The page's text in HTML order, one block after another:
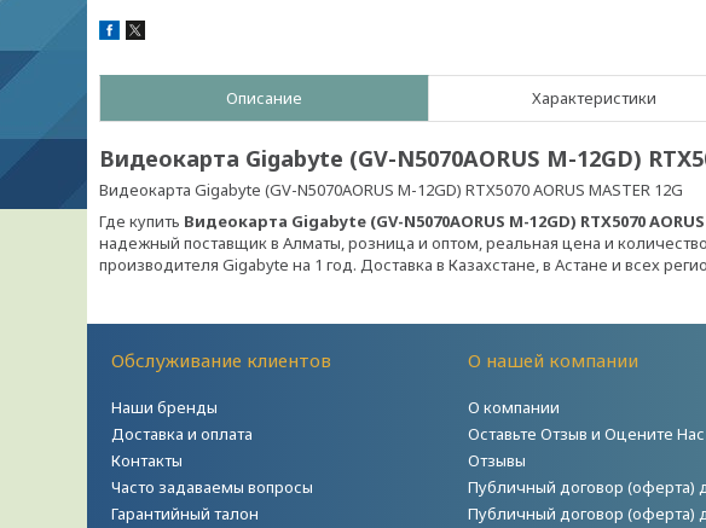
Описание Характеристики
Видеокарта Gigabyte (GV-N5070AORUS M-12GD)
Видеокарта Gigabyte (GV-N5070AORUS M-12GD) RTX5070 AORUS MASTER 12G
Где купить Видеокарта Gigabyte (GV-N5070AORUS M-12GD) RTX5070 AORUS
надежный поставщик в Алматы, розница и оптом, реальная цена и
производителя Gigabyte на 1 год. Доставка в Казахстане, в Астане и всех
Обслуживание клиентов
Наши бренды
Доставка и оплата
Контакты
Часто задаваемы вопросы
Гарантийный талон
О нашей компании
О компании
Оставьте Отзыв и Оцените Нас
Отзывы
Публичный договор (оферта)
Публичный договор (оферта)